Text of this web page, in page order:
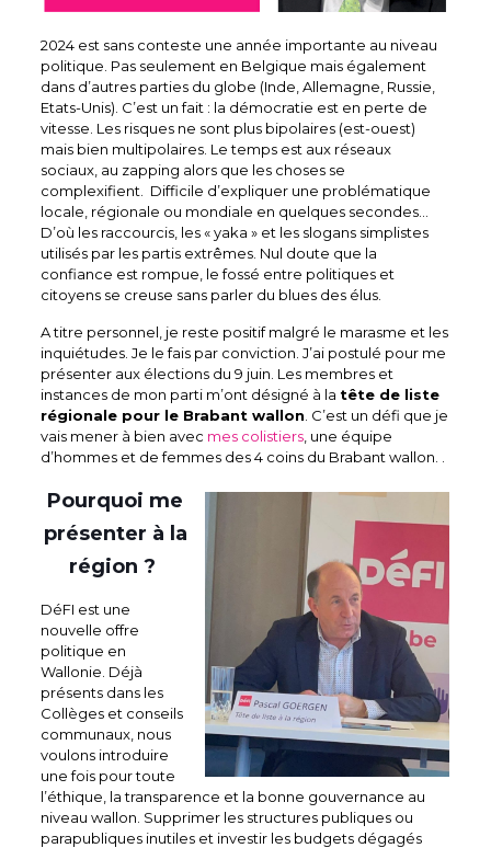
2024 est sans conteste une année importante au niveau
politique. Pas seulement en Belgique mais également
dans d’autres parties du globe (Inde, Allemagne, Russie,
Etats-Unis). C’est un fait : la démocratie est en perte de
vitesse. Les risques ne sont plus bipolaires (est-ouest)
mais bien multipolaires. Le temps est aux réseaux
sociaux, au zapping alors que les choses se
complexifient. Difficile d’expliquer une problématique
locale, régionale ou mondiale en quelques secondes…
D’où les raccourcis, les « yaka » et les slogans simplistes
utilisés par les partis extrêmes. Nul doute que la
confiance est rompue, le fossé entre politiques et
citoyens se creuse sans parler du blues des élus.
A titre personnel, je reste positif malgré le marasme et les
inquiétudes. Je le fais par conviction. J’ai postulé pour me
présenter aux élections du 9 juin. Les membres et
instances de mon parti m’ont désigné à la tête de liste
régionale pour le Brabant wallon . C’est un défi que je
vais mener à bien avec mes colistiers, une équipe
d’hommes et de femmes des 4 coins du Brabant wallon. .
Pourquoi me
présenter à la
région ?
DéFI est une
nouvelle offre
politique en
Wallonie. Déjà
présents dans les
Collèges et conseils
communaux, nous
voulons introduire
une fois pour toute
l’éthique, la transparence et la bonne gouvernance au
niveau wallon. Supprimer les structures publiques ou
parapubliques inutiles et investir les budgets dégagés